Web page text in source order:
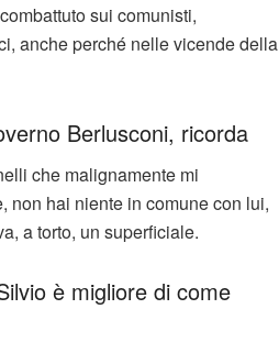
sui comunisti,
anche perché nelle vicende della
Berlusconi, ricorda
che malignamente mi
non hai niente in comune con lui,
a torto, un superficiale.
è migliore di come